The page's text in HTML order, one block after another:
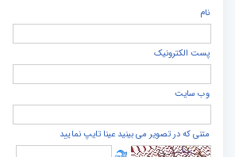
نام
پست الكترونيک
وب سایت
متنی که در تصویر می بینید عینا تایپ نمایید